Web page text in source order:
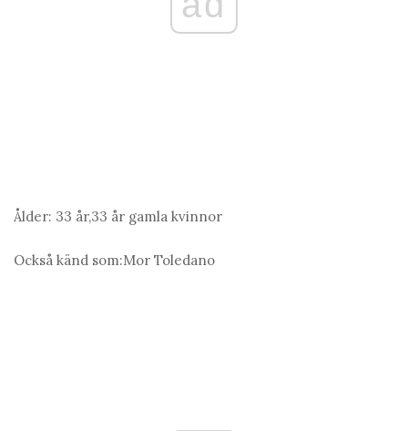
Ålder: 33 år,33 år gamla kvinnor
Också känd som:Mor Toledano